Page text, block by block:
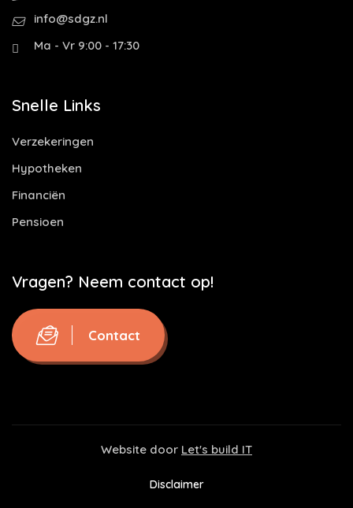
info@sdgz.nl
Ma - Vr 9:00 - 17:30
Snelle Links
Verzekeringen
Hypotheken
Financiën
Pensioen
Vragen? Neem contact op!
Contact
Website door Let's build IT
Disclaimer